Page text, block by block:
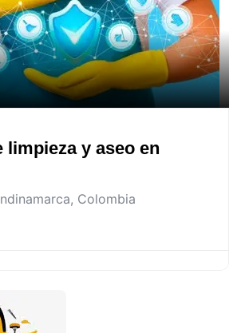
limpieza y aseo en
, Colombia